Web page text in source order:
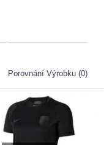
Porovnání Výrobku (0)